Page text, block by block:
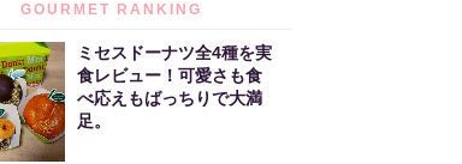
GOURMET RANKING
ミセスドーナツ全4種を実
食レビュー！可愛さも食
べ応えもばっちりで大満
足。